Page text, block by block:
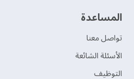
‫المساعدة‬
تواصل معنا
الأسئلة الشائعة
التوظيف